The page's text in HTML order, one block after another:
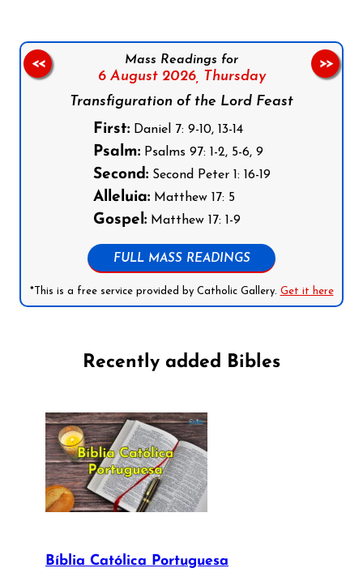
Mass Readings for
6 August 2026,
Thursday
Transfiguration of the Lord Feast
First:Daniel 7: 9-10, 13-14
Psalm:Psalms 97: 1-2, 5-6, 9
Second:Second Peter 1: 16-19
Alleluia:Matthew 17: 5
Gospel:Matthew 17: 1-9
FULL MASS READINGS
*This is a free service provided by Catholic Gallery. Get it here
<< >>
Recently added Bibles
Bíblia Católica Portuguesa